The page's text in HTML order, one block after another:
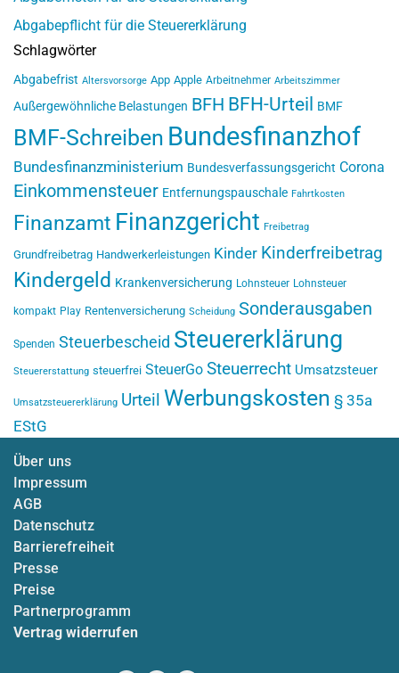
Abgabepflicht für die Steuererklärung
Schlagwörter
Abgabefrist Altersvorsorge App Apple Arbeitnehmer Arbeitszimmer
Außergewöhnliche Belastungen BFH BFH-Urteil BMF
BMF-Schreiben Bundesfinanzhof
Bundesfinanzministerium Bundesverfassungsgericht Corona
Einkommensteuer Entfernungspauschale Fahrtkosten
Finanzamt Finanzgericht Freibetrag
Grundfreibetrag Handwerkerleistungen Kinder Kinderfreibetrag
Kindergeld Krankenversicherung Lohnsteuer Lohnsteuer
kompakt Play Rentenversicherung Scheidung Sonderausgaben
Spenden Steuerbescheid Steuererklärung
Steuererstattung steuerfrei SteuerGo Steuerrecht Umsatzsteuer
Umsatzsteuererklärung Urteil Werbungskosten § 35a
EStG
Über uns
Impressum
AGB
Datenschutz
Barrierefreiheit
Presse
Preise
Partnerprogramm
Vertrag widerrufen